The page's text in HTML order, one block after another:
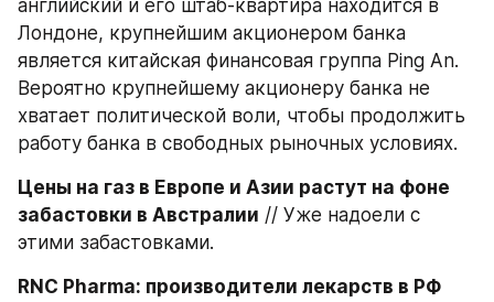
английский и его штаб-квартира находится в
Лондоне, крупнейшим акционером банка
является китайская финансовая группа Ping An.
Вероятно крупнейшему акционеру банка не
хватает политической воли, чтобы продолжить
работу банка в свободных рыночных условиях.
Цены на газ в Европе и Азии растут на фоне
забастовки в Австралии // Уже надоели с
этими забастовками.
RNC Pharma: производители лекарств в РФ